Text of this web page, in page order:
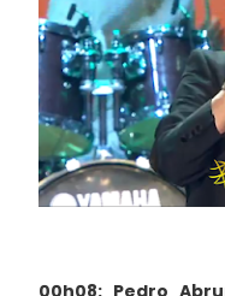
00h08: Pedro